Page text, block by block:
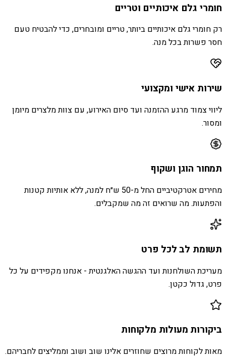
חומרי גלם איכותיים וטריים
רק חומרי גלם איכותיים ביותר, טריים ומובחרים, כדי להבטיח טעם
חסר פשרות בכל מנה.
שירות אישי ומקצועי
ליווי צמוד מרגע ההזמנה ועד סיום האירוע, עם צוות מלצרים מיומן
ומסור.
תמחור הוגן ושקוף
מחירים אטרקטיביים החל מ-50 ש״ח למנה, ללא אותיות קטנות
והפתעות. מה שרואים זה מה שמקבלים.
תשומת לב לכל פרט
מעריכת השולחנות ועד ההגשה האלגנטית - אנחנו מקפידים על כל
פרט, גדול כקטן.
ביקורות מעולות מלקוחות
מאות לקוחות מרוצים שחוזרים אלינו שוב ושוב וממליצים לחבריהם.